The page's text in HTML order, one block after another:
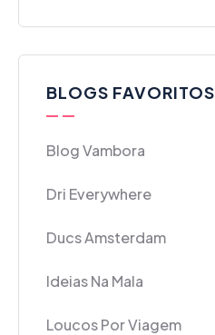
BLOGS FAVORITOS
Blog Vambora
Dri Everywhere
Ducs Amsterdam
Ideias Na Mala
Loucos Por Viagem